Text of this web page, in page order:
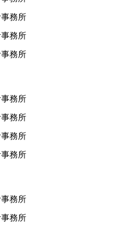
務所
務所
務所
務所
務所
務所
務所
務所
務所